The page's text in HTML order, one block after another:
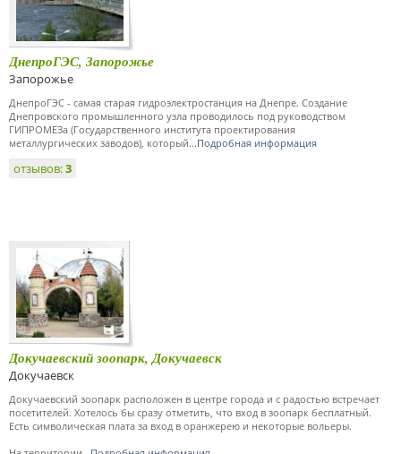
ДнепроГЭС, Запорожье
Запорожье
ДнепроГЭС - самая старая гидроэлектростанция на Днепре. Создание
Днепровского промышленного узла проводилось под руководством
ГИПРОМЕЗа (Государственного института проектирования
металлургических заводов), который...Подробная информация
отзывов:3
Докучаевский зоопарк, Докучаевск
Докучаевск
Докучаевский зоопарк расположен в центре города и с радостью встречает
посетителей. Хотелось бы сразу отметить, что вход в зоопарк бесплатный.
Есть символическая плата за вход в оранжерею и некоторые вольеры.